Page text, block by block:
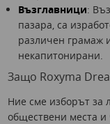
Възглавници:
пазара, са
различен грамаж
некапитонирани.
Защо Roxyma
Ние сме изборът за
обществени места